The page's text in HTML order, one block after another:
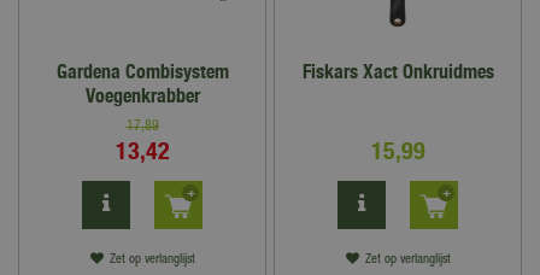
Gardena Combisystem
Voegenkrabber
17,89
13,42
Zet op verlanglijst
Fiskars Xact Onkruidmes
15,99
Zet op verlanglijst